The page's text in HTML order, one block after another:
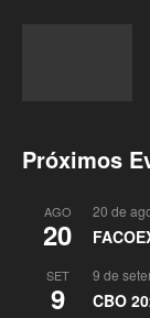
Próximos
AGO
20
20 de
SET
9
9 de
CBO